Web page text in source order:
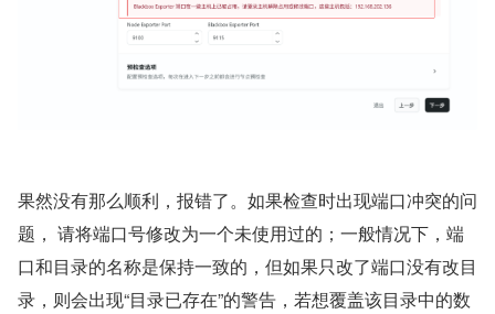
果然没有那么顺利，报错了。如果检查时出现端口冲突的问
题， 请将端口号修改为一个未使用过的；一般情况下，端
口和目录的名称是保持一致的，但如果只改了端口没有改目
录，则会出现“目录已存在”的警告，若想覆盖该目录中的数